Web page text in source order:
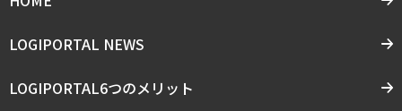
LOGIPORTAL NEWS
LOGIPORTAL6つのメリット